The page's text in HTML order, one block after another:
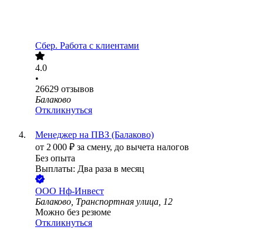
Сбер. Работа с клиентами
4.0
•
26629 отзывов
Балаково
Откликнуться
Менеджер на ПВЗ (Балаково)
от 2 000 ₽ за смену, до вычета налогов
Без опыта
Выплаты: Два раза в месяц
ООО Нф-Инвест
Балаково, Транспортная улица, 12
Можно без резюме
Откликнуться